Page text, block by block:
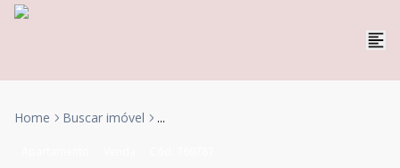
Home Buscar imóvel ...